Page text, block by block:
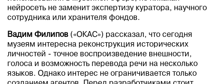
нейросеть не заменит экспертизу куратора, научного
сотрудника или хранителя фондов.
Вадим Филипов («ОКАС») рассказал, что сегодня
музеям интересна реконструкция исторических
личностей - точное воспроизведение внешности,
голоса и возможность перевода речи на несколько
языков. Однако интерес не ограничивается только